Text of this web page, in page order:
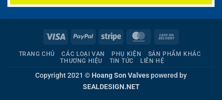
Visa PayPal Stripe MasterCard
Delivery
TRANG CHỦ CÁC LOẠI VAN PHỤ KIỆN
SẢN PHẨM KHÁC
THƯƠNG HIỆU
TIN TỨC LIÊN HỆ
Copyright 2021 © Hoang Son Valvespowered by
SEALDESIGN.NET